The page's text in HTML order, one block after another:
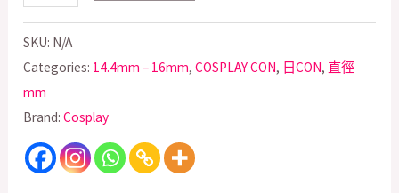
SKU: N/A
Categories: 14.4mm – 16mm,COSPLAY CON, 日CON, 直徑
mm
Brand:Cosplay